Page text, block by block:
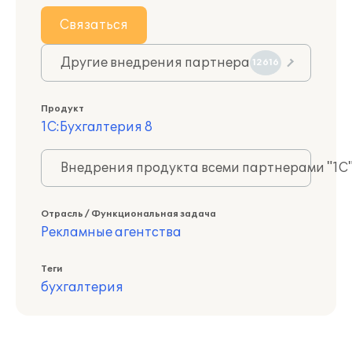
Связаться
Другие внедрения партнера 12616
Продукт
1С:Бухгалтерия 8
Внедрения продукта всеми партнерами
Отрасль / Функциональная задача
Рекламные агентства
Теги
бухгалтерия